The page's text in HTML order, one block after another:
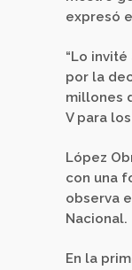
expresó
“Lo
por la
millones
V para
López
con una
observa
Nacional.
En la